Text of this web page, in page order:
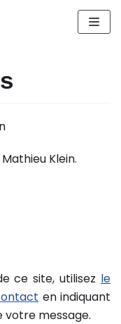
Klein.
ce site, utilisez le
en indiquant
votre message.